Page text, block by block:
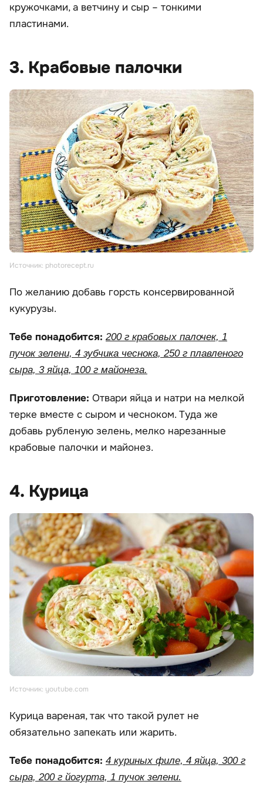
кружочками, а ветчину и сыр – тонкими
пластинами.
3. Крабовые палочки
Источник: photorecept.ru
По желанию добавь горсть консервированной
кукурузы.
Тебе понадобится: 200 г крабовых палочек, 1
пучок зелени, 4 зубчика чеснока, 250 г плавленого
сыра, 3 яйца, 100 г майонеза.
Приготовление: Отвари яйца и натри на мелкой
терке вместе с сыром и чесноком. Туда же
добавь рубленую зелень, мелко нарезанные
крабовые палочки и майонез.
4. Курица
Источник: youtube.com
Курица вареная, так что такой рулет не
обязательно запекать или жарить.
Тебе понадобится: 4 куриных филе, 4 яйца, 300 г
сыра, 200 г йогурта, 1 пучок зелени.